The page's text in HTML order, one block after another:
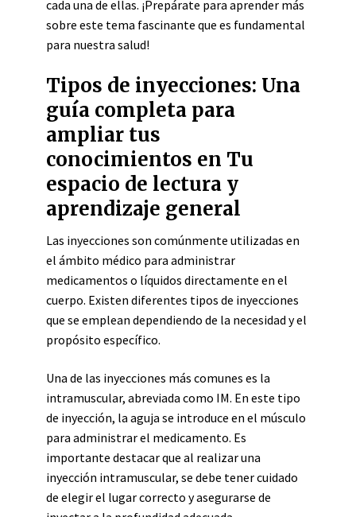
cada una de ellas. ¡Prepárate para aprender más
sobre este tema fascinante que es fundamental
para nuestra salud!
Tipos de inyecciones: Una
guía completa para
ampliar tus
conocimientos en Tu
espacio de lectura y
aprendizaje general
Las inyecciones son comúnmente utilizadas en
el ámbito médico para administrar
medicamentos o líquidos directamente en el
cuerpo. Existen diferentes tipos de inyecciones
que se emplean dependiendo de la necesidad y el
propósito específico.
Una de las inyecciones más comunes es la
intramuscular, abreviada como IM. En este tipo
de inyección, la aguja se introduce en el músculo
para administrar el medicamento. Es
importante destacar que al realizar una
inyección intramuscular, se debe tener cuidado
de elegir el lugar correcto y asegurarse de